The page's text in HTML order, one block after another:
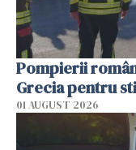
Pompierii
Grecia pentru
01 AUGUST 2026